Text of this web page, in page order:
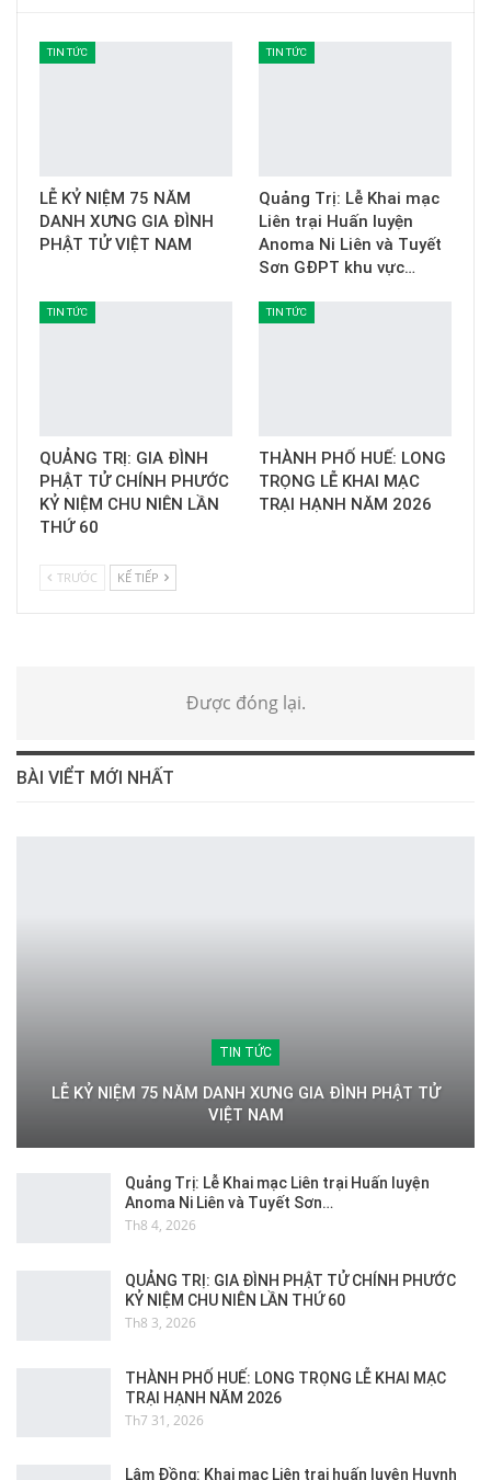
TIN TỨC
LỄ KỶ NIỆM 75 NĂM
DANH XƯNG GIA ĐÌNH
PHẬT TỬ VIỆT NAM
TIN TỨC
Quảng Trị: Lễ Khai mạc
Liên trại Huấn luyện
Anoma Ni Liên và Tuyết
Sơn GĐPT khu vực…
TIN TỨC
QUẢNG TRỊ: GIA ĐÌNH
PHẬT TỬ CHÍNH PHƯỚC
KỶ NIỆM CHU NIÊN LẦN
THỨ 60
TIN TỨC
THÀNH PHỐ HUẾ: LONG
TRỌNG LỄ KHAI MẠC
TRẠI HẠNH NĂM 2026
TRƯỚC KẾ TIẾP
Được đóng lại.
BÀI VIỂT MỚI NHẤT
TIN TỨC
LỄ KỶ NIỆM 75 NĂM DANH XƯNG GIA ĐÌNH PHẬT TỬ
VIỆT NAM
Quảng Trị: Lễ Khai mạc Liên trại Huấn luyện
Anoma Ni Liên và Tuyết Sơn…
Th8 4, 2026
QUẢNG TRỊ: GIA ĐÌNH PHẬT TỬ CHÍNH PHƯỚC
KỶ NIỆM CHU NIÊN LẦN THỨ 60
Th8 3, 2026
THÀNH PHỐ HUẾ: LONG TRỌNG LỄ KHAI MẠC
TRẠI HẠNH NĂM 2026
Th7 31, 2026
Lâm Đồng: Khai mạc Liên trại huấn luyện Huynh